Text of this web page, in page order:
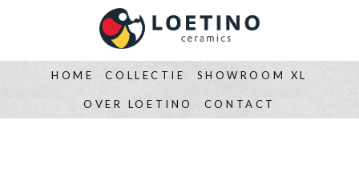
HOME COLLECTIE SHOWROOM XL
OVER LOETINO CONTACT